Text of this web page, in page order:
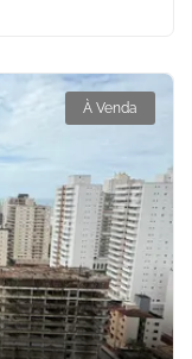
À Venda